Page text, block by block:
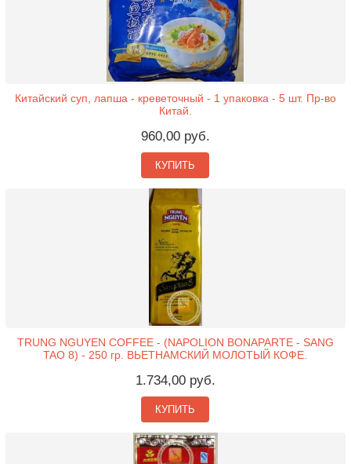
Китайский суп, лапша - креветочный - 1 упаковка - 5 шт. Пр-во
Китай.
960,00 руб.
КУПИТЬ
TRUNG NGUYEN COFFEE - (NAPOLION BONAPARTE - SANG
TAO 8) - 250 гр. ВЬЕТНАМСКИЙ МОЛОТЫЙ КОФЕ.
1.734,00 руб.
КУПИТЬ